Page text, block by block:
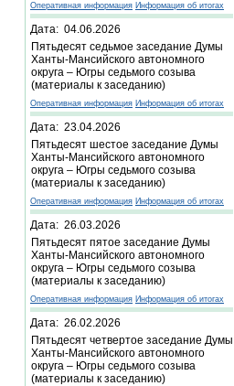
Оперативная информация Информация об итогах
Дата: 04.06.2026
Пятьдесят седьмое заседание Думы
Ханты-Мансийского автономного
округа – Югры седьмого созыва
(материалы к заседанию)
Оперативная информация Информация об итогах
Дата: 23.04.2026
Пятьдесят шестое заседание Думы
Ханты-Мансийского автономного
округа – Югры седьмого созыва
(материалы к заседанию)
Оперативная информация Информация об итогах
Дата: 26.03.2026
Пятьдесят пятое заседание Думы
Ханты-Мансийского автономного
округа – Югры седьмого созыва
(материалы к заседанию)
Оперативная информация Информация об итогах
Дата: 26.02.2026
Пятьдесят четвертое заседание Думы
Ханты-Мансийского автономного
округа – Югры седьмого созыва
(материалы к заседанию)